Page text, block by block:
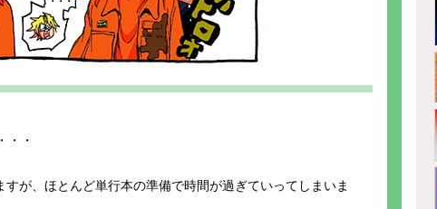
・・
が、ほとんど単行本の準備で時間が過ぎていってしまいま